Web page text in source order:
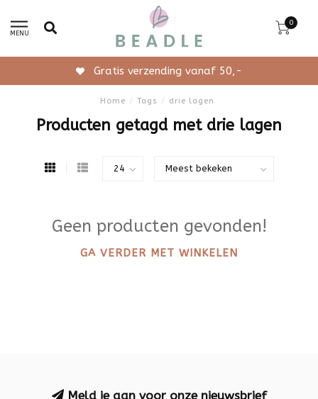
MENU
0
Gratis verzending vanaf 50,-
Home / Tags / drie lagen
Producten getagd met drie lagen
Geen producten gevonden!
GA VERDER MET WINKELEN
Meld je aan voor onze nieuwsbrief